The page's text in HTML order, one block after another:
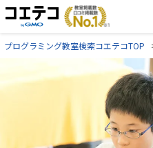
プログラミング教室検索コエテコTOP